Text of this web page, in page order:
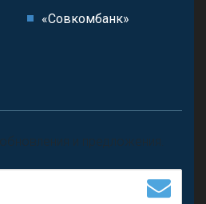
«Совкомбанк»
и предложения.